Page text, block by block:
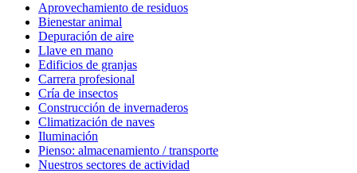
Aprovechamiento de residuos
Bienestar animal
Depuración de aire
Llave en mano
Edificios de granjas
Carrera profesional
Cría de insectos
Construcción de invernaderos
Climatización de naves
Iluminación
Pienso: almacenamiento / transporte
Nuestros sectores de actividad